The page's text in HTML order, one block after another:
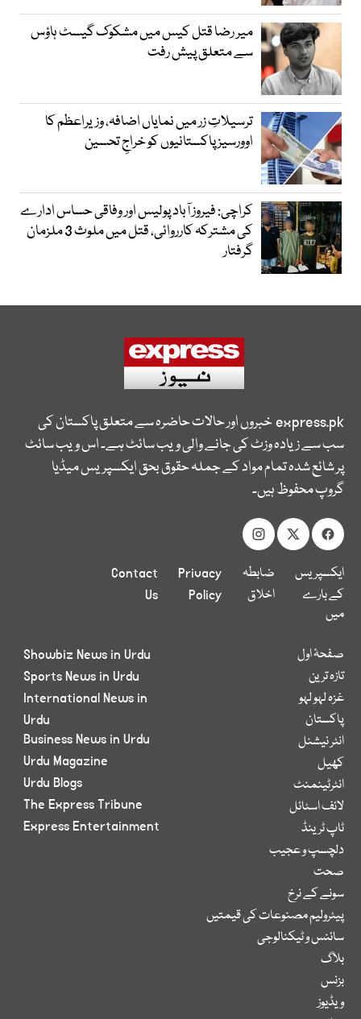
میر رضا قتل کیس میں مشکوک گیسٹ ہاؤس
سے متعلق پیش رفت
ترسیلاتِ زر میں نمایاں اضافہ، وزیراعظم کا
اوورسیز پاکستانیوں کو خراجِ تحسین
کراچی: فیروز آباد پولیس اور وفاقی حساس ادارے
کی مشترکہ کارروائی، قتل میں ملوث 3 ملزمان
گرفتار
express.pkخبروں اور حالات حاضرہ سے متعلق پاکستان کی
سب سے زیادہ وزٹ کی جانے والی ویب سائٹ ہے۔ اس ویب سائٹ
پر شائع شدہ تمام مواد کے جملہ حقوق بحق ایکسپریس میڈیا
گروپ محفوظ ہیں۔
ایکسپریس
کے بارے
میں
ضابطہ
اخلاق
Privacy
Policy
Contact
Us
صفحۂ اول
تازہ ترین
غزہ لہو لہو
پاکستان
انٹر نیشنل
کھیل
انٹرٹینمنٹ
لائف اسٹائل
ٹاپ ٹرینڈ
دلچسپ و عجیب
صحت
سونے کے نرخ
پیٹرولیم مصنوعات کی قیمتیں
سائنس و ٹیکنالوجی
بلاگ
بزنس
ویڈیوز
Showbiz News in Urdu
Sports News in Urdu
International News in
Urdu
Business News in Urdu
Urdu Magazine
Urdu Blogs
The Express Tribune
Express Entertainment